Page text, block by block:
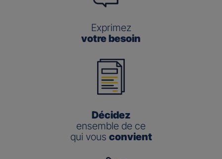
Exprimez
votre besoin
Décidez
ensemble de ce
qui vous convient